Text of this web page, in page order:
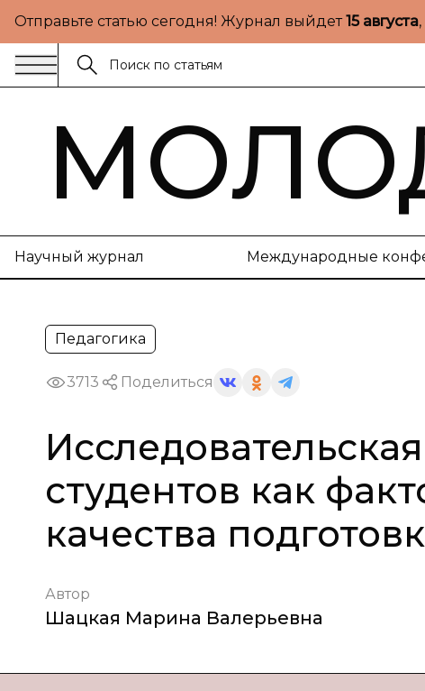
Отправьте статью сегодня! Журнал выйдет15 августа
Научный журнал Международные
Педагогика
3713 Поделиться
студентов как
качества
Автор
Шацкая Марина Валерьевна